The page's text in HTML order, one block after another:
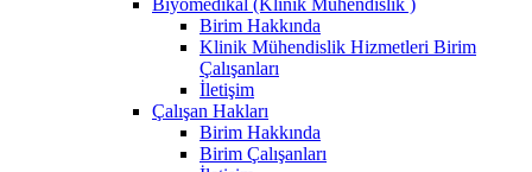
Birim Hakkında
Klinik Mühendislik Hizmetleri Birim
Çalışanları
İletişim
Çalışan Hakları
Birim Hakkında
Birim Çalışanları